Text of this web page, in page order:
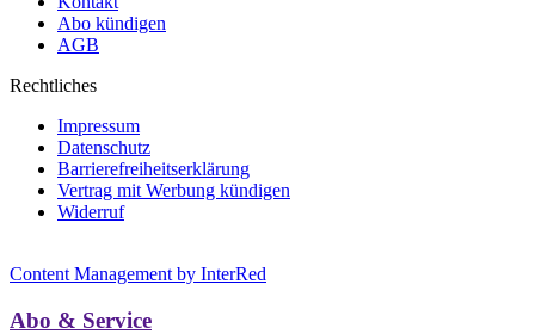
Abo kündigen
AGB
Rechtliches
Impressum
Datenschutz
Barrierefreiheitserklärung
Vertrag mit Werbung kündigen
Widerruf
Content Management by InterRed
Abo & Service